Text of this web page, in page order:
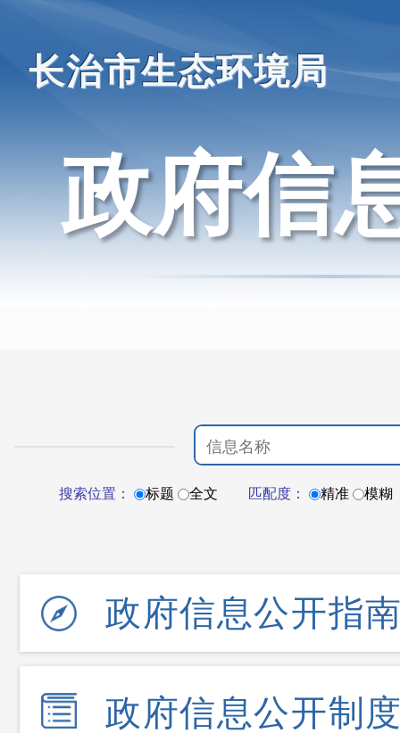
长治市生态环境局
政府信
搜索位置： 标题 全文 匹配度： 精准 模糊
政府信息公开指
政府信息公开制